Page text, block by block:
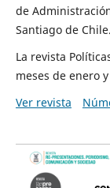
de
Santiago de Chile.
La revista
meses de enero
Ver revista